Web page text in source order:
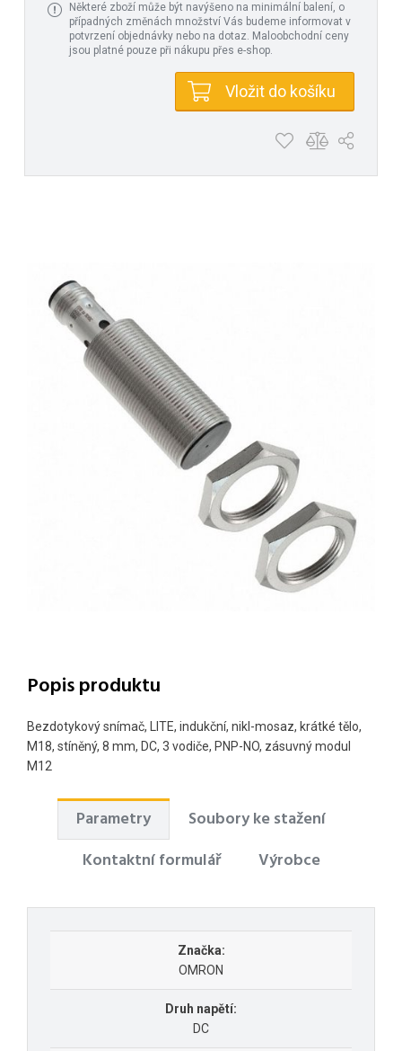
Některé zboží může být navýšeno na minimální balení, o
případných změnách množství Vás budeme informovat v
potvrzení objednávky nebo na dotaz. Maloobchodní ceny
jsou platné pouze při nákupu přes e-shop.
Vložit do košíku
Popis produktu
Bezdotykový snímač, LITE, indukční, nikl-mosaz, krátké tělo,
M18, stíněný, 8 mm, DC, 3 vodiče, PNP-NO, zásuvný modul
M12
Parametry
Soubory ke stažení
Kontaktní formulář
Výrobce
Značka:
OMRON
Druh napětí:
DC